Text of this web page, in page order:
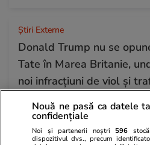
Știri Externe
Donald Trump nu se
Tate în Marea Britanie,
noi infracțiuni de viol și
Știri România
Haos la admiterea ASE
Nouă ne pasă ca datele
confidențiale
Noi și partenerii noștri 596
dispozitivul dvs., precum